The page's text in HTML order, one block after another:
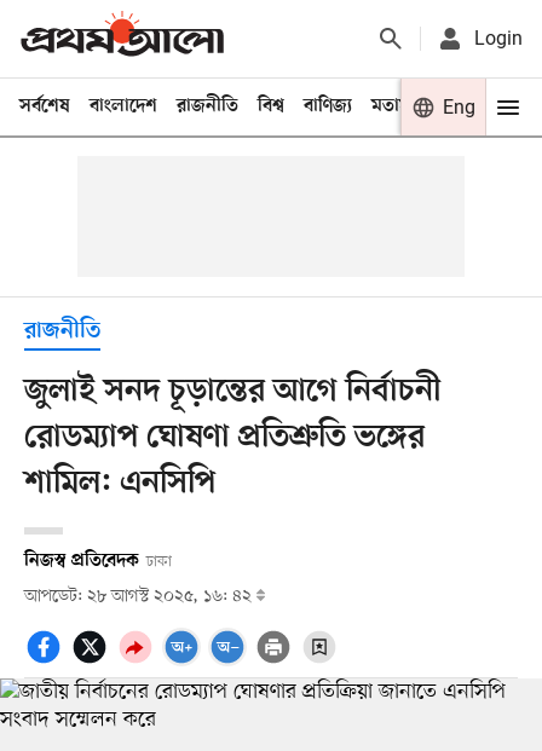
Login
সর্বশেষ বাংলাদেশ রাজনীতি বিশ্ব বাণিজ্য মতামত খেলা
Eng
রাজনীতি
জুলাই সনদ চূড়ান্তের আগে নির্বাচনী
রোডম্যাপ ঘোষণা প্রতিশ্রুতি ভঙ্গের
শামিল: এনসিপি
নিজস্ব প্রতিবেদক ঢাকা
আপডেট: ২৮ আগস্ট ২০২৫, ১৬: ৪২